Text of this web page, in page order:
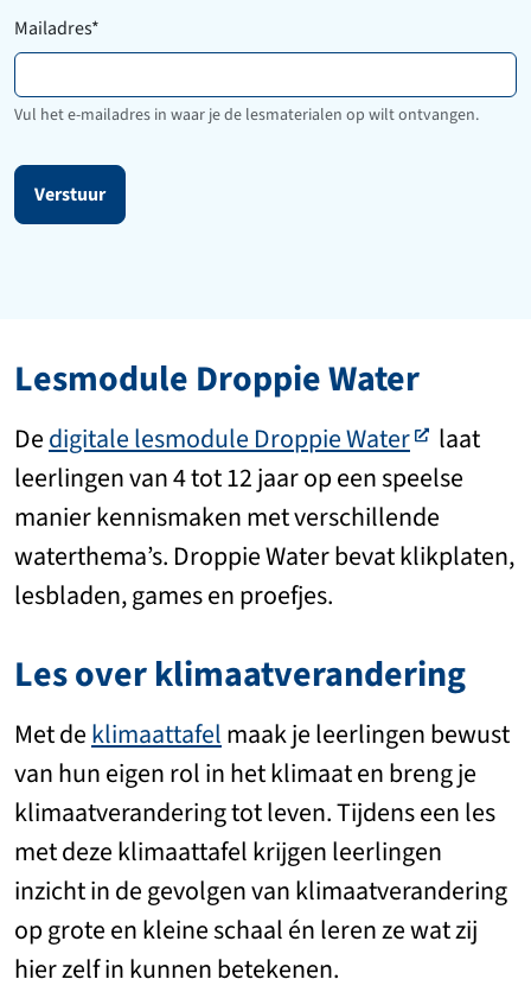
Mailadres*
Vul het e-mailadres in waar je de lesmaterialen op wilt ontvangen.
Verstuur
Lesmodule Droppie Water
De digitale lesmodule Droppie Water
laat
leerlingen van 4 tot 12 jaar op een speelse
manier kennismaken met verschillende
waterthema’s. Droppie Water bevat klikplaten,
lesbladen, games en proefjes.
Les over klimaatverandering
Met de klimaattafel maak je leerlingen bewust
van hun eigen rol in het klimaat en breng je
klimaatverandering tot leven. Tijdens een les
met deze klimaattafel krijgen leerlingen
inzicht in de gevolgen van klimaatverandering
op grote en kleine schaal én leren ze wat zij
hier zelf in kunnen betekenen.